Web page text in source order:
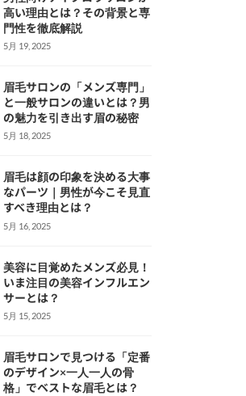
高い理由とは？その背景と専
門性を徹底解説
5月 19, 2025
眉毛サロンの「メンズ専門」
と一般サロンの違いとは？男
の魅力を引き出す眉の秘密
5月 18, 2025
眉毛は顔の印象を決める大事
なパーツ｜男性が今こそ見直
すべき理由とは？
5月 16, 2025
美容に目覚めたメンズ必見！
いま注目の美容インフルエン
サーとは？
5月 15, 2025
眉毛サロンで見つける「定番
のデザイン×一人一人の骨
格」でベストな眉毛とは？